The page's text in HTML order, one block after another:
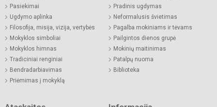
Pasiekimai
Ugdymo aplinka
Filosofija, misija, vizija, vertybės
Mokyklos simboliai
Mokyklos himnas
Tradiciniai renginiai
Bendradarbiavimas
Priėmimas į mokyklą
Pradinis ugdymas
Neformalusis švietimas
Pagalba mokiniams ir tėvams
Pailgintos dienos grupė
Mokinių maitinimas
Patalpų nuoma
Biblioteka